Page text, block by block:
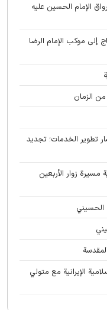
الإمام الحسين عليه
موكب الإمام الرضا
الزمان
تطوير الخدمات؛ تجديد
زوار الأربعين
الحسيني
الإيرانية مع متولي